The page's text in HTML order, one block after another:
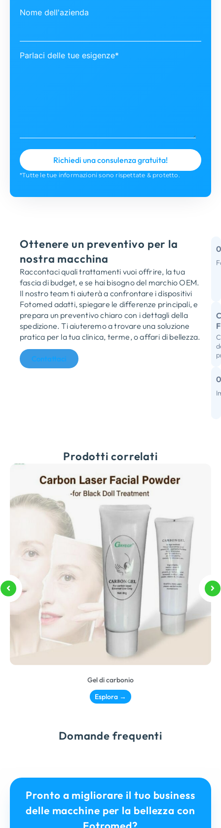
Nome dell'azienda
Parlaci delle tue esigenze*
*Tutte le tue informazioni sono rispettate & protetto.
Ottenere un preventivo per la
nostra macchina
Raccontaci quali trattamenti vuoi offrire, la tua
fascia di budget, e se hai bisogno del marchio OEM.
Il nostro team ti aiuterà a confrontare i dispositivi
Fotomed adatti, spiegare le differenze principali, e
prepara un preventivo chiaro con i dettagli della
spedizione. Ti aiuteremo a trovare una soluzione
pratica per la tua clinica, terme, o affari di bellezza.
Contattaci
D
Prodotti correlati
Gel di carbonio
Esplora →
Domande frequenti
Pronto a migliorare il tuo business
delle macchine per la bellezza con
Fotromed?